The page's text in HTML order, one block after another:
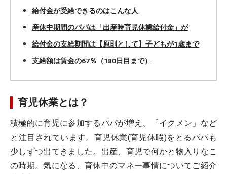
給付金が受給できるのはこんな人
産休中期間のパパは「出産時育児休業給付金」が
給付金の支給期間は【原則として】子どもが1歳まで
支給額は賃金の67％（180日目まで）
育児休業とは？
積極的に育児に参加するパパが増え、「イクメン」など
と注目されています。育児休業(育児休暇)をとるパパも
少しずつ出てきました。出産、育児で何かと物入りなこ
の時期。気になる、育休中のマネー事情についてご紹介